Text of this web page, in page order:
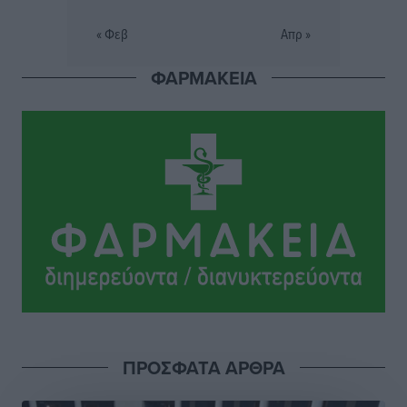
Διαγόρας: Μετεγγραφικό ντεμαράζ
Ρίζου στις Ακαδημίες
πριν 5 ώρες
« Φεβ Απρ »
ΦΑΡΜΑΚΕΙΑ
ΠΡΟΣΦΑΤΑ ΑΡΘΡΑ